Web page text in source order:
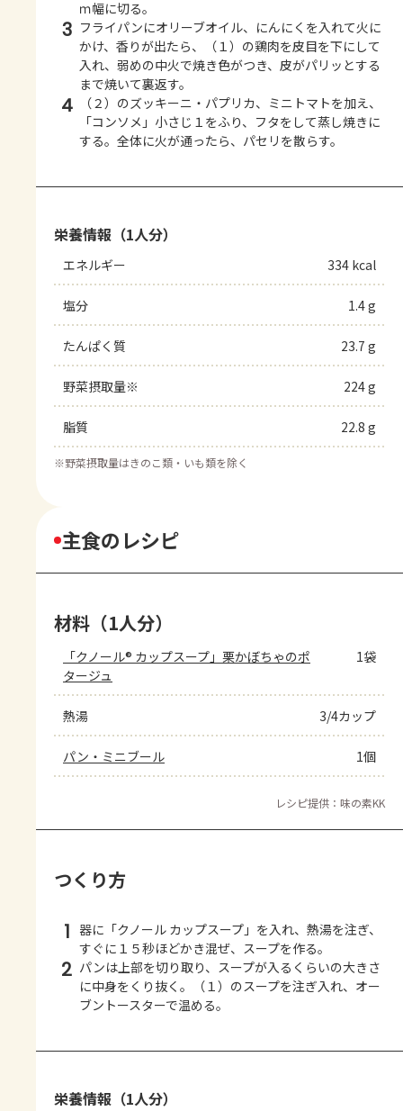
ｍ幅に切る。
3 フライパンにオリーブオイル、にんにくを入れて火に
かけ、香りが出たら、（１）の鶏肉を皮目を下にして
入れ、弱めの中火で焼き色がつき、皮がパリッとする
まで焼いて裏返す。
4
（２）のズッキーニ・パプリカ、ミニトマトを加え、
「コンソメ」小さじ１をふり、フタをして蒸し焼きに
する。全体に火が通ったら、パセリを散らす。
栄養情報（1人分）
エネルギー 334 kcal
塩分 1.4 g
たんぱく質 23.7 g
野菜摂取量※ 224 g
脂質 22.8 g
※野菜摂取量はきのこ類・いも類を除く
主食のレシピ
材料（1人分）
「クノール® カップスープ」栗かぼちゃのポ
タージュ
1袋
熱湯 3/4カップ
パン・ミニブール 1個
レシピ提供：味の素KK
つくり方
1 器に「クノール カップスープ」を入れ、熱湯を注ぎ、
すぐに１５秒ほどかき混ぜ、スープを作る。
2 パンは上部を切り取り、スープが入るくらいの大きさ
に中身をくり抜く。（１）のスープを注ぎ入れ、オー
ブントースターで温める。
栄養情報（1人分）